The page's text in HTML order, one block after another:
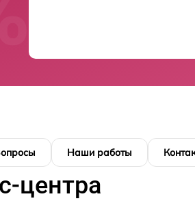
Наши работы
центра